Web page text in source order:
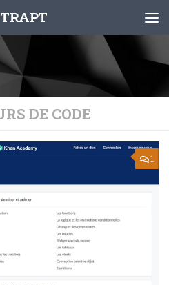
DE CODE
1